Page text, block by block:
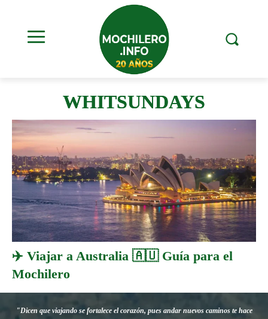
WHITSUNDAYS
✈️ Viajar a Australia 🇦🇺 Guía para el
Mochilero
"Dicen que viajando se fortalece el corazón, pues andar nuevos caminos te hace